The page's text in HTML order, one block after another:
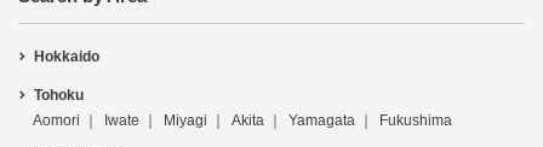
Hokkaido
Tohoku
Aomori
Iwate Miyagi Akita Yamagata Fukushima